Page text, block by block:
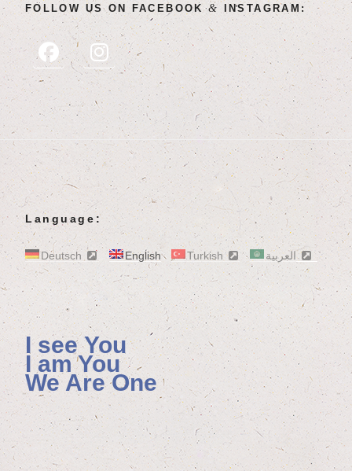
FOL­LOW US ON FACE­BOOK& INSTAGRAM:
Language:
Deutsch English Turkish العربية
I see You
I am You
We Are One